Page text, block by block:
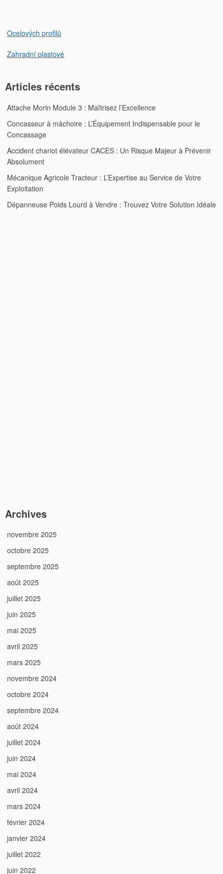
Ocelových profilů
Zahradní plastové
Articles récents
Attache Morin Module 3 : Maîtrisez l’Excellence
Concasseur à mâchoire : L’Équipement Indispensable pour le
Concassage
Accident chariot élévateur CACES : Un Risque Majeur à Prévenir
Absolument
Mécanique Agricole Tracteur : L’Expertise au Service de Votre
Exploitation
Dépanneuse Poids Lourd à Vendre : Trouvez Votre Solution Idéale
Archives
novembre 2025
octobre 2025
septembre 2025
août 2025
juillet 2025
juin 2025
mai 2025
avril 2025
mars 2025
novembre 2024
octobre 2024
septembre 2024
août 2024
juillet 2024
juin 2024
mai 2024
avril 2024
mars 2024
février 2024
janvier 2024
juillet 2022
juin 2022